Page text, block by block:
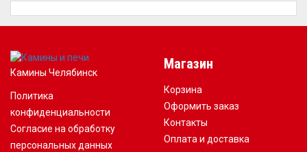
Камины Челябинск
Политика
конфиденциальности
Согласие на обработку
персональных данных
Магазин
Корзина
Оформить заказ
Контакты
Оплата и доставка